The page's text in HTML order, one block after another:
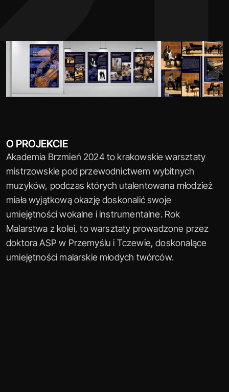
O PROJEKCIE
Akademia Brzmień 2024 to krakowskie warsztaty
mistrzowskie pod przewodnictwem wybitnych
muzyków, podczas których utalentowana młodzież
miała wyjątkową okazję doskonalić swoje
umiejętności wokalne i instrumentalne. Rok
Malarstwa z kolei, to warsztaty prowadzone przez
doktora ASP w Przemyślu i Tczewie, doskonalące
umiejętności malarskie młodych twórców.